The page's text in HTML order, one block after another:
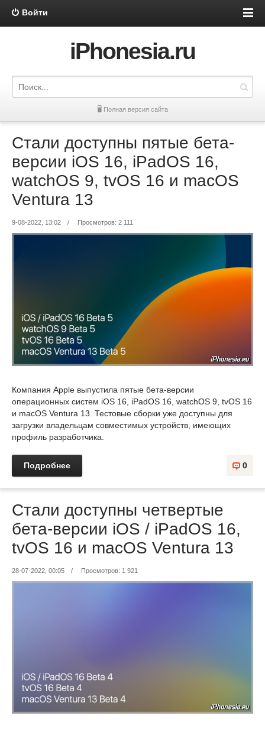
Войти
iPhonesia.ru
🖥 Полная версия сайта
Стали доступны пятые бета-
версии iOS 16, iPadOS 16,
watchOS 9, tvOS 16 и macOS
Ventura 13
9-08-2022, 13:02 / Просмотров: 2 111
Компания Apple выпустила пятые бета-версии
операционных систем iOS 16, iPadOS 16, watchOS 9, tvOS 16
и macOS Ventura 13. Тестовые сборки уже доступны для
загрузки владельцам совместимых устройств, имеющих
профиль разработчика.
Подробнее 0
Стали доступны четвертые
бета-версии iOS / iPadOS 16,
tvOS 16 и macOS Ventura 13
28-07-2022, 00:05 / Просмотров: 1 921